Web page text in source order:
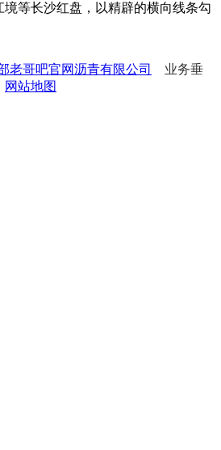
境等长沙红盘，以精辟的横向线条勾
老哥吧官网沥青有限公司
业务垂
网站地图